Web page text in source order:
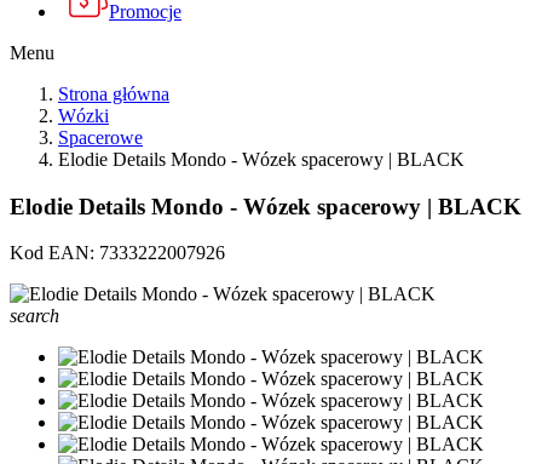
Promocje
Menu
Strona główna
Wózki
Spacerowe
Elodie Details Mondo - Wózek spacerowy | BLACK
Elodie Details Mondo - Wózek spacerowy | BLACK
Kod EAN: 7333222007926
search